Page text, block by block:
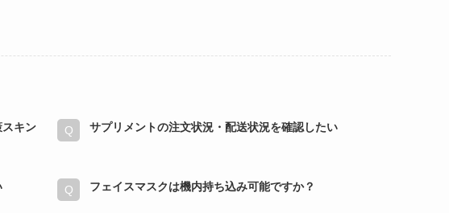
キン
サプリメントの注文状況・配送状況を確認したい
フェイスマスクは機内持ち込み可能ですか？